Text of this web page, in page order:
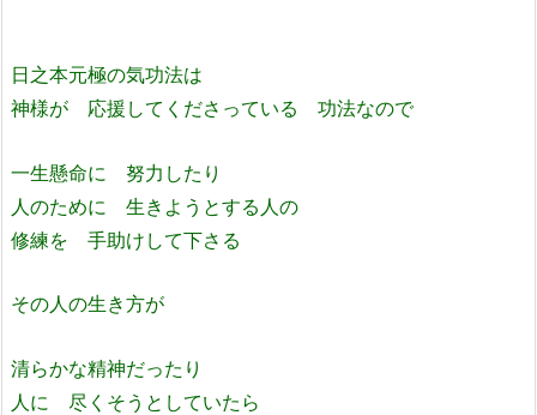
日之本元極の気功法は
神様が 応援してくださっている 功法なので
一生懸命に 努力したり
人のために 生きようとする人の
修練を 手助けして下さる
その人の生き方が
清らかな精神だったり
人に 尽くそうとしていたら